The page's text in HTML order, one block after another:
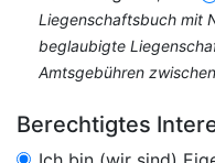
Liegenschaftsbuch mit
beglaubigte
Amtsgebühren
Berechtigtes